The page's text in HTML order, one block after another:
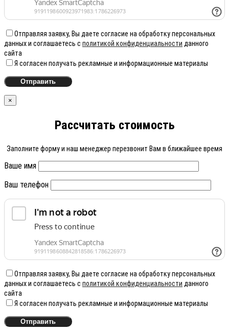
Отправляя заявку, Вы даете согласие на обработку персональных
данных и соглашаетесь с политикой конфиденциальности данного
сайта
Я согласен получать рекламные и информационные материалы
×
Рассчитать стоимость
Заполните форму и наш менеджер перезвонит Вам в ближайшее время
Ваше имя
Ваш телефон
Отправляя заявку, Вы даете согласие на обработку персональных
данных и соглашаетесь с политикой конфиденциальности данного
сайта
Я согласен получать рекламные и информационные материалы